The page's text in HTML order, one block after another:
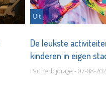
Uit
De leukste
kinderen in eigen
Partnerbijdrage - 07-08-